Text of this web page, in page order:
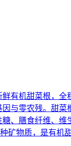
有机甜菜根，全
与零农残。甜菜
、膳食纤维、维
矿物质，是有机